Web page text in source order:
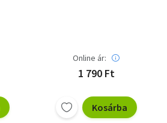
Online ár:
1 790 Ft
Kosárba